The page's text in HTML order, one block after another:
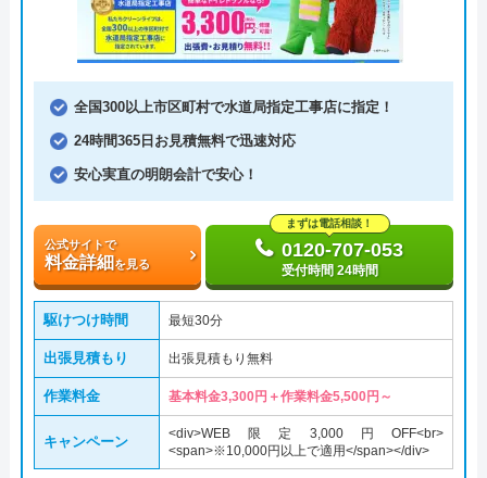
全国300以上市区町村で水道局指定工事店に指定！
24時間365日お見積無料で迅速対応
安心実直の明朗会計で安心！
公式サイトで
料金詳細を見る
まずは電話相談！
0120-707-053
受付時間 24時間
駆けつけ時間 最短30分
出張見積もり 出張見積もり無料
作業料金 基本料金3,300円＋作業料金5,500円～
キャンペーン
<div>WEB限定3,000円OFF<br>
<span>※10,000円以上で適用</span></div>